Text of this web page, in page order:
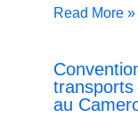
Read More »
au